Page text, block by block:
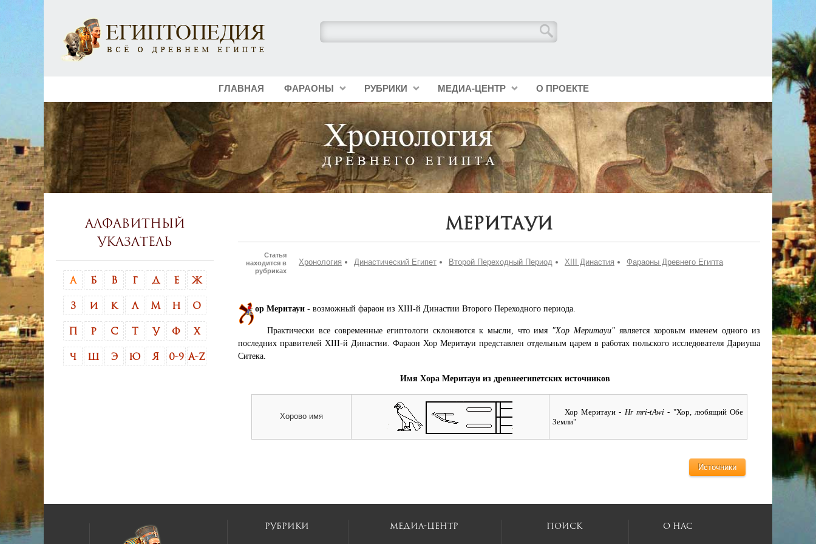
ГЛАВНАЯ ФАРАОНЫ РУБРИКИ МЕДИА-ЦЕНТР О ПРОЕКТЕ
Меритауи
Статья
находится в
рубриках
Хронология Династический Египет Второй Переходный Период XIII Династия Фараоны Древнего Египта
ор Меритауи - возможный фараон из XIII-й Династии Второго Переходного периода.
Практически все современные египтологи склоняются к мысли, что имя "Хор Меритауи" является хоровым именем одного из
последних правителей XIII-й Династии. Фараон Хор Меритауи представлен отдельным царем в работах польского исследователя Дариуша
Ситека.
Имя Хора Меритауи из древнеегипетских источников
Хорово имя Хор Меритауи - Hr mri-tAwi - "Хор, любящий Обе
Земли"
Источники
Алфавитный
указатель
А Б В Г Д Е Ж
З И К Л М Н О
Р С Т У Ф Х
Ч Э Ю Я 0-9 A-Z
Рубрики Медиа-центр Поиск О нас